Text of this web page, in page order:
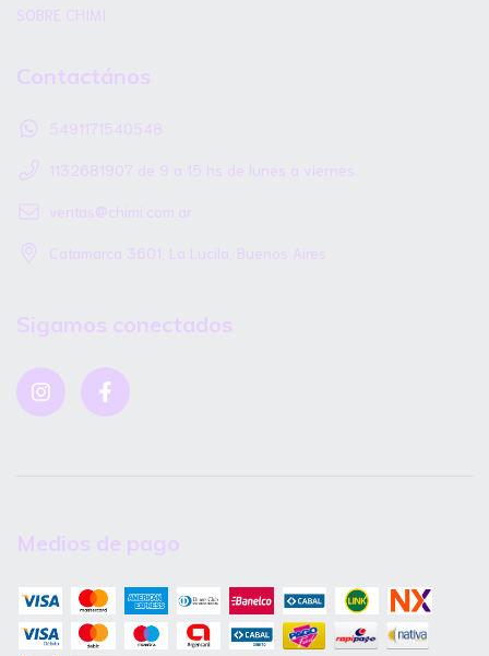
SOBRE CHIMI
Contactános
5491171540548
1132681907 de 9 a 15 hs de lunes a viernes.
ventas@chimi.com.ar
Catamarca 3601, La Lucila, Buenos Aires
Sigamos conectados
Medios de pago